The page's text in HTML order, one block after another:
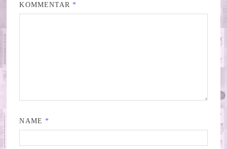
KOMMENTAR *
NAME *